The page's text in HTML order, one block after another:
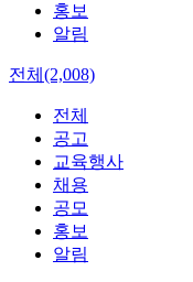
홍보
알림
전체(2,008)
전체
공고
교육행사
채용
공모
홍보
알림